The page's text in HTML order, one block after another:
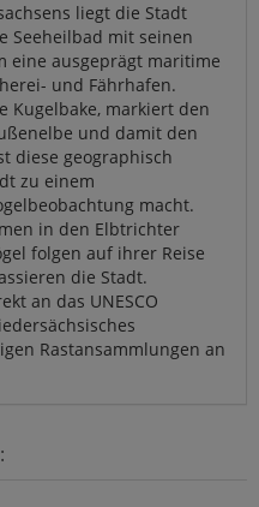
liegt die Stadt
Seeheilbad mit seinen
eine ausgeprägt maritime
und Fährhafen.
Kugelbake, markiert den
und damit den
diese geographisch
zu einem
macht.
in den Elbtrichter
folgen auf ihrer Reise
die Stadt.
an das UNESCO
Rastansammlungen an